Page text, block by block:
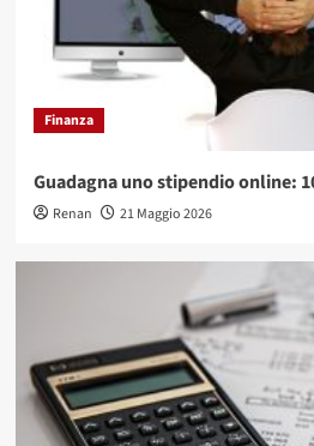
Finanza
Guadagna uno stipendio online:
Renan 21 Maggio 2026